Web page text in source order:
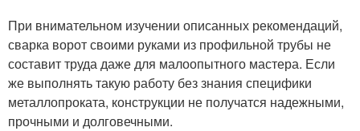
При внимательном изучении описанных рекомендаций,
сварка ворот своими руками из профильной трубы не
составит труда даже для малоопытного мастера. Если
же выполнять такую работу без знания специфики
металлопроката, конструкции не получатся надежными,
прочными и долговечными.